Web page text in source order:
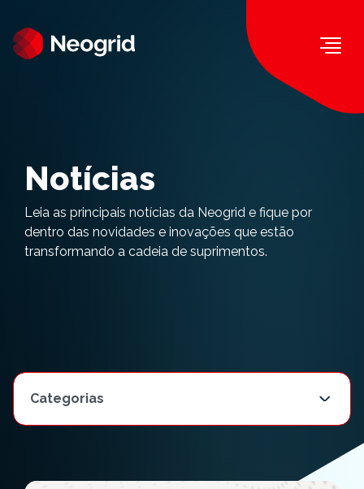
Notícias
Leia as principais notícias da Neogrid e fique por
dentro das novidades e inovações que estão
transformando a cadeia de suprimentos.